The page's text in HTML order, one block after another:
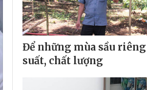
Để những mùa sầu
suất, chất lượng